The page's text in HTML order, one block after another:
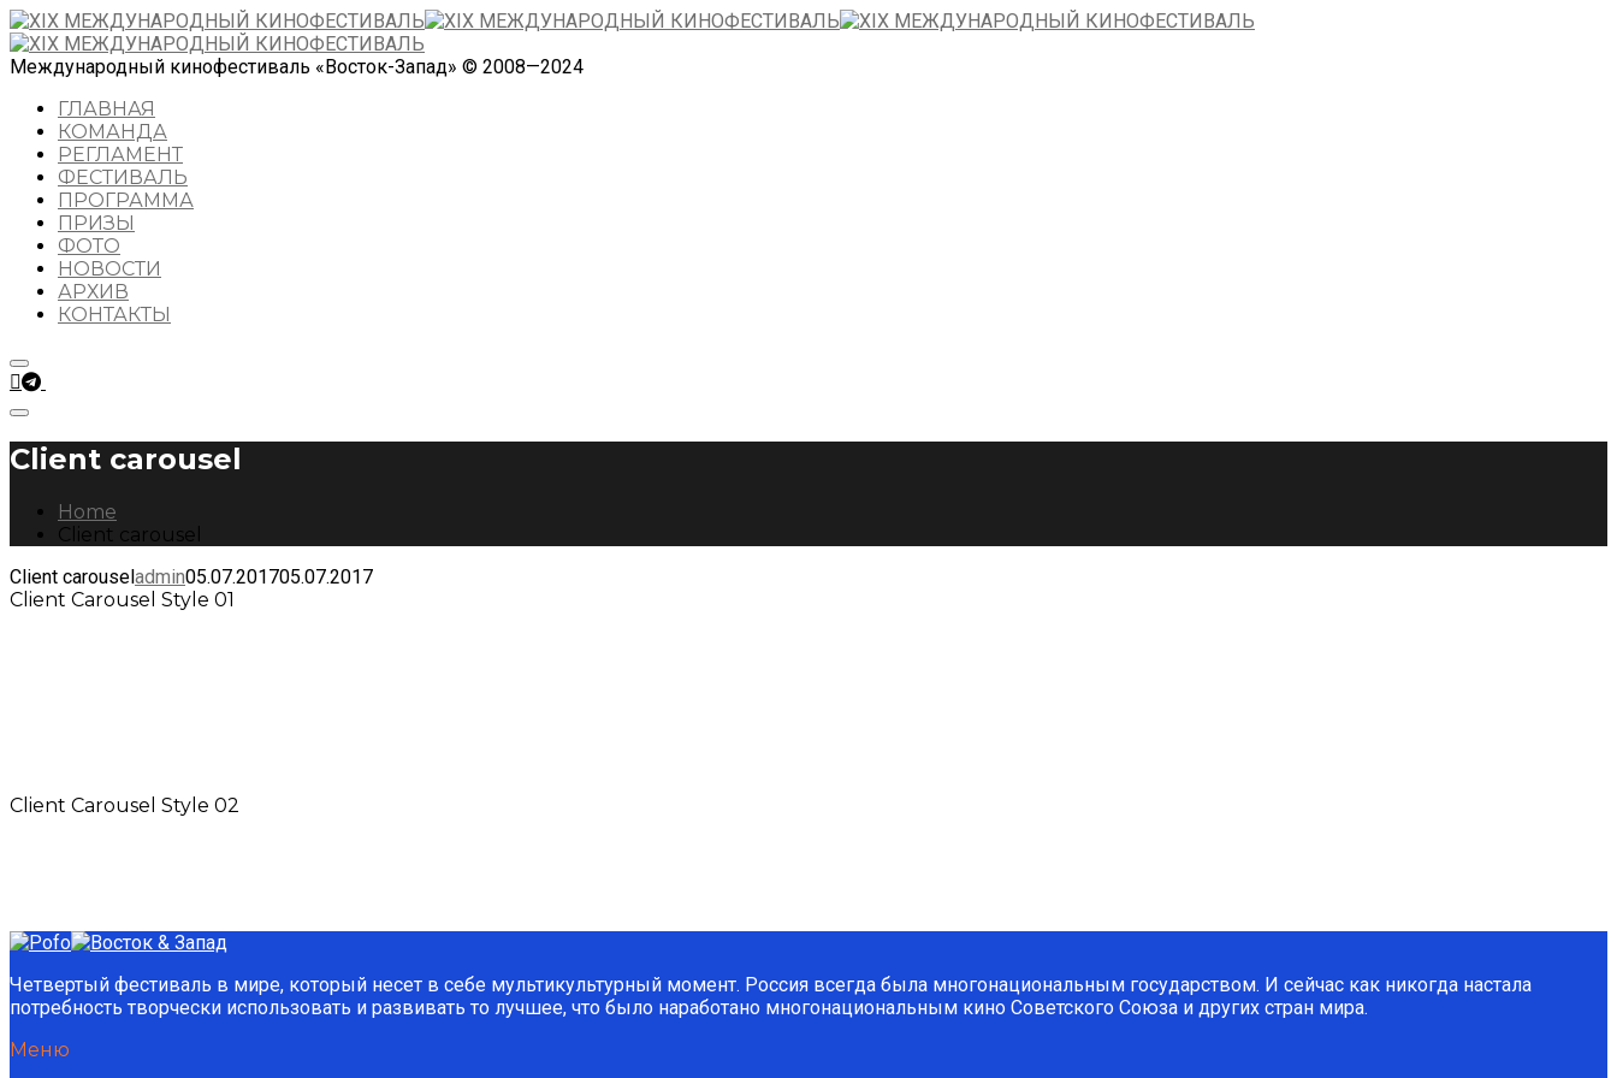
Международный кинофестиваль «Восток-Запад» © 2008—2024
ГЛАВНАЯ
КОМАНДА
РЕГЛАМЕНТ
ФЕСТИВАЛЬ
ПРОГРАММА
ПРИЗЫ
ФОТО
НОВОСТИ
АРХИВ
КОНТАКТЫ
Client carousel
Home
Client carousel
Client carouseladmin05.07.201705.07.2017
Client Carousel Style 01
Client Carousel Style 02
Четвертый фестиваль в мире, который несет в себе мультикультурный момент. Россия всегда была многонациональным государством. И сейчас как никогда настала
потребность творчески использовать и развивать то лучшее, что было наработано многонациональным кино Советского Союза и других стран мира.
Меню